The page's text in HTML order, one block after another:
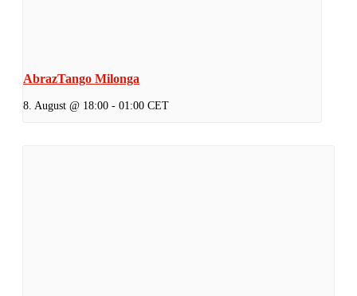
AbrazTango Milonga
8. August @ 18:00 - 01:00 CET